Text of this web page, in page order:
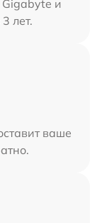
Gigabyte и
лет.
ваше